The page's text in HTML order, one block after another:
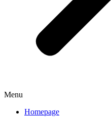
Menu
Homepage